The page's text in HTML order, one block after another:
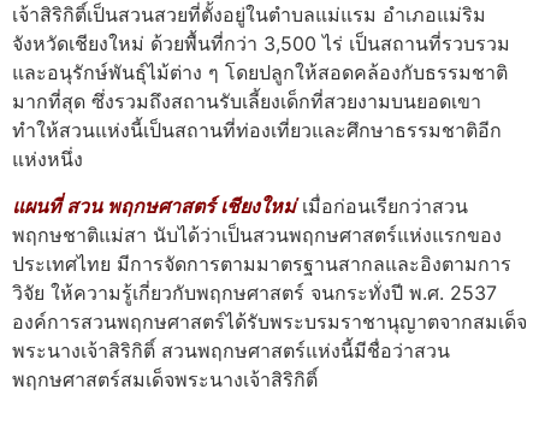
เจ้าสิริกิติ์เป็นสวนสวยที่ตั้งอยู่ในตำบลแม่แรม อำเภอแม่ริม
จังหวัดเชียงใหม่ ด้วยพื้นที่กว่า 3,500 ไร่ เป็นสถานที่รวบรวม
และอนุรักษ์พันธุ์ไม้ต่าง ๆ โดยปลูกให้สอดคล้องกับธรรมชาติ
มากที่สุด ซึ่งรวมถึงสถานรับเลี้ยงเด็กที่สวยงามบนยอดเขา
ทำให้สวนแห่งนี้เป็นสถานที่ท่องเที่ยวและศึกษาธรรมชาติอีก
แห่งหนึ่ง
แผนที่ สวน พฤกษศาสตร์ เชียงใหม่เมื่อก่อนเรียกว่าสวน
พฤกษชาติแม่สา นับได้ว่าเป็นสวนพฤกษศาสตร์แห่งแรกของ
ประเทศไทย มีการจัดการตามมาตรฐานสากลและอิงตามการ
วิจัย ให้ความรู้เกี่ยวกับพฤกษศาสตร์ จนกระทั่งปี พ.ศ. 2537
องค์การสวนพฤกษศาสตร์ได้รับพระบรมราชานุญาตจากสมเด็จ
พระนางเจ้าสิริกิติ์ สวนพฤกษศาสตร์แห่งนี้มีชื่อว่าสวน
พฤกษศาสตร์สมเด็จพระนางเจ้าสิริกิติ์